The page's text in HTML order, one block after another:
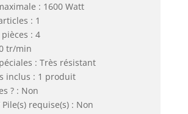
: 1600 Watt
: 1
: 4
tr/min
: Très résistant
inclus : 1 produit
? : Non
requise(s) : Non